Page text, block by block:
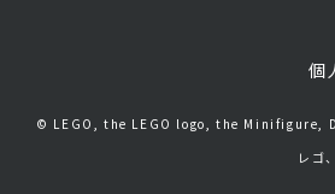
個
© LEGO, the LEGO logo, the Minifigure,
レゴ